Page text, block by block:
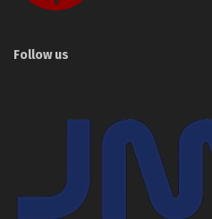
Follow us